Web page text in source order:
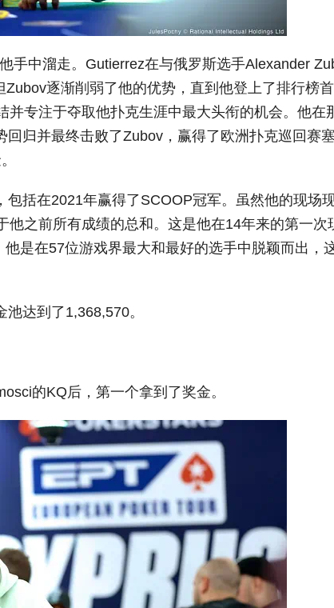
手中溜走。Gutierrez在与俄罗斯选手Alexander
逐渐削弱了他的优势，直到他登上了排行榜
并专注于夺取他扑克生涯中最大头衔的机会。他在
归并最终击败了Zubov，赢得了欧洲扑克巡回赛
括在2021年赢得了SCOOP冠军。虽然他的现场
之前所有成绩的总和。这是他在14年来的第一次
是在57位游戏界最大和最好的选手中脱颖而出，
达到了1,368,570。
的KQ后，第一个拿到了奖金。